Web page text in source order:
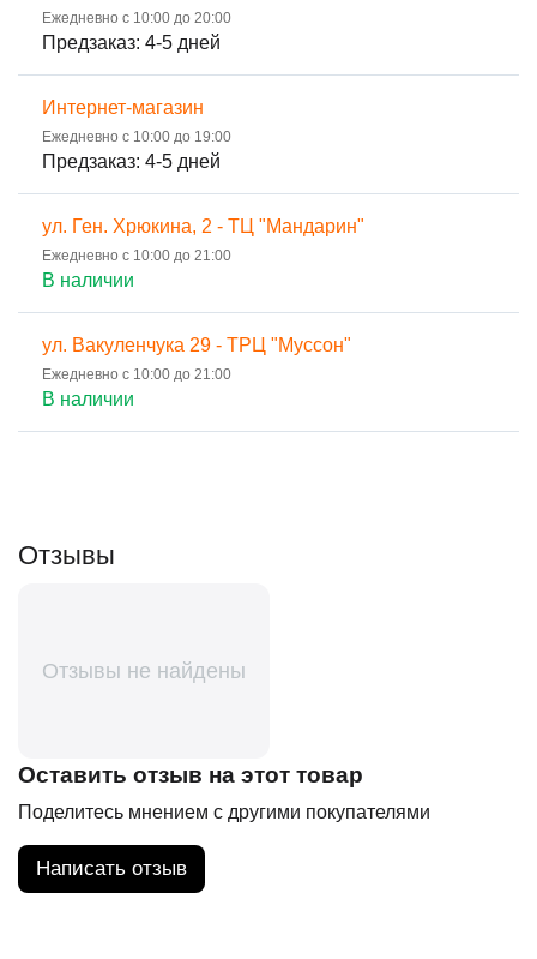
Ежедневно с 10:00 до 20:00
Предзаказ: 4-5 дней
Интернет-магазин
Ежедневно с 10:00 до 19:00
Предзаказ: 4-5 дней
ул. Ген. Хрюкина, 2 - ТЦ "Мандарин"
Ежедневно с 10:00 до 21:00
В наличии
ул. Вакуленчука 29 - ТРЦ "Муссон"
Ежедневно с 10:00 до 21:00
В наличии
Отзывы
Отзывы не найдены
Оставить отзыв на этот товар
Поделитесь мнением с другими покупателями
Написать отзыв